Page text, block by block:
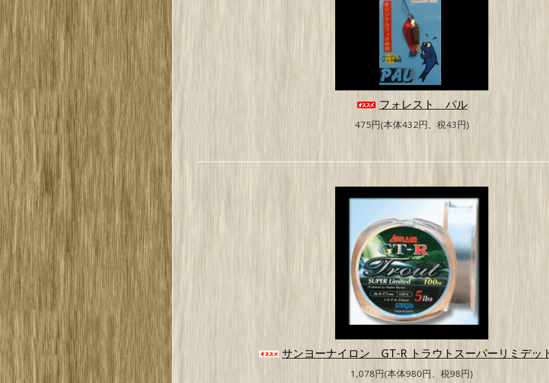
フォレスト パル
475円(本体432円、税43円)
サンヨーナイロン GT-R トラウトスーパーリミデ
1,078円(本体980円、税98円)